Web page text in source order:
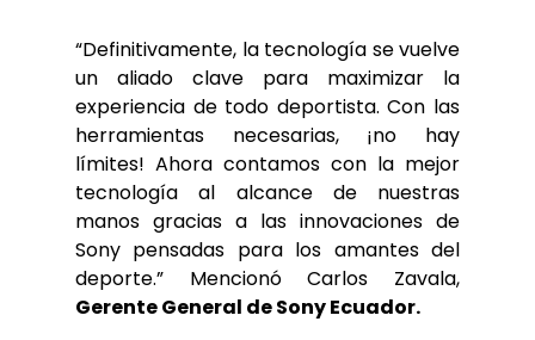
“Definitivamente, la tecnología se vuelve
un aliado clave para maximizar la
experiencia de todo deportista. Con las
herramientas necesarias, ¡no hay
límites! Ahora contamos con la mejor
tecnología al alcance de nuestras
manos gracias a las innovaciones de
Sony pensadas para los amantes del
deporte.” Mencionó Carlos Zavala,
Gerente General de Sony Ecuador.